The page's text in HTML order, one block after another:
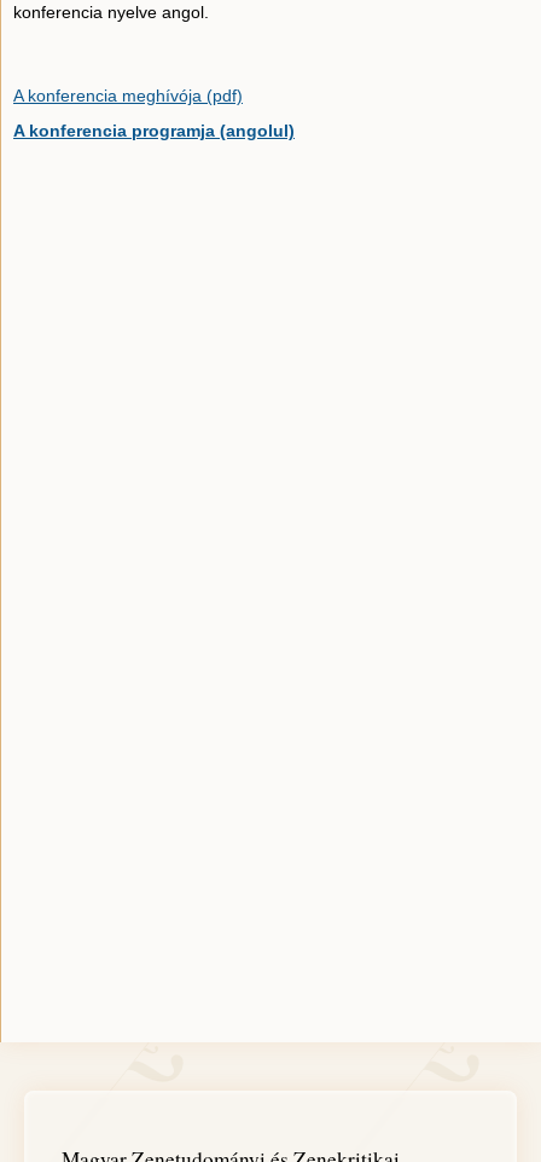
konferencia nyelve angol.
A konferencia meghívója (pdf)
A konferencia programja (angolul)